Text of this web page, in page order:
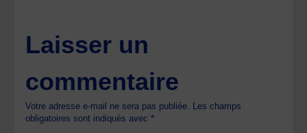
Laisser un
commentaire
Votre adresse e-mail ne sera pas publiée. Les champs
obligatoires sont indiqués avec*